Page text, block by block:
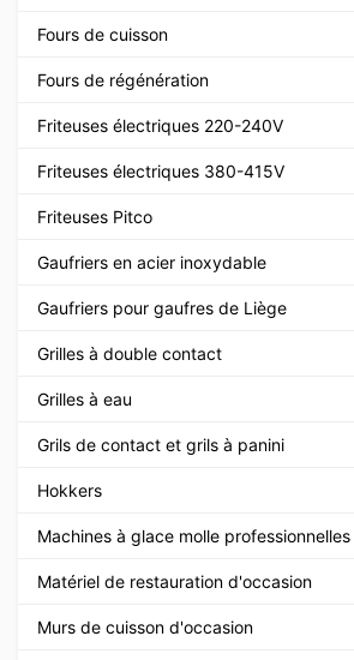
Fours de cuisson
Fours de régénération
Friteuses électriques 220-240V
Friteuses électriques 380-415V
Friteuses Pitco
Gaufriers en acier inoxydable
Gaufriers pour gaufres de Liège
Grilles à double contact
Grilles à eau
Grils de contact et grils à panini
Hokkers
Machines à glace molle professionnelles
Matériel de restauration d'occasion
Murs de cuisson d'occasion